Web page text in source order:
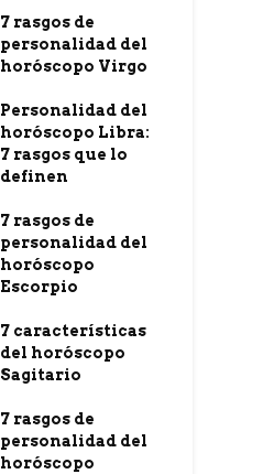
7 rasgos de
personalidad del
horóscopo Virgo
Personalidad del
horóscopo Libra:
7 rasgos que lo
definen
7 rasgos de
personalidad del
horóscopo
Escorpio
7 características
del horóscopo
Sagitario
7 rasgos de
personalidad del
horóscopo